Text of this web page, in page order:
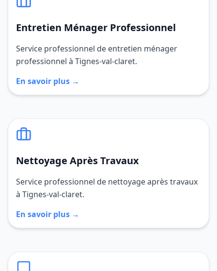
Entretien Ménager Professionnel
Service professionnel de entretien ménager
professionnel à Tignes-val-claret.
En savoir plus →
Nettoyage Après Travaux
Service professionnel de nettoyage après travaux
à Tignes-val-claret.
En savoir plus →